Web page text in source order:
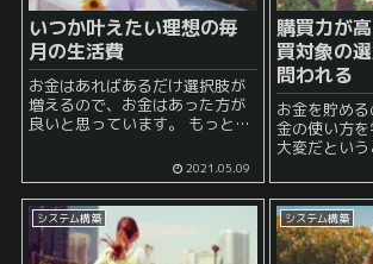
いつか叶えたい理想の毎
月の生活費
お金はあればあるだけ選択肢が
増えるので、お金はあった方が
良いと思っています。 もっと
最低限の支出、すなわち消費に
ついてはできるだけ下げたいと
私は考えています。 なぜなら
ば、消費の額、すなわち生存の
た...
2021.05.09
購買力が
買対象の
問われる
お金を貯め
金の使い方
大変だとい
何にお金を
ようにする
かって様々な
システム構築 システム構築